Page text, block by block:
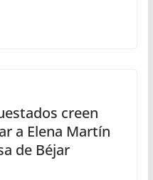
creen
a Elena Martín
de Béjar